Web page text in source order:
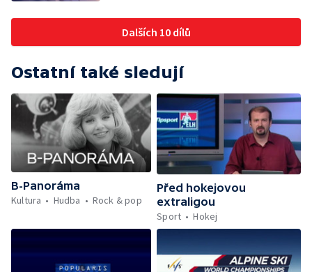
Dalších 10 dílů
Ostatní také sledují
B-Panoráma
Kultura
Hudba Rock & pop
Před hokejovou
extraligou
Sport
Hokej